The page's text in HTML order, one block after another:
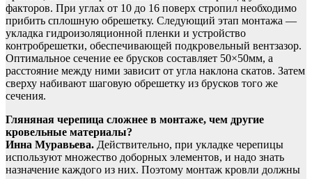
факторов. При углах от 10 до 16 поверх стропил необходимо
прибить сплошную обрешетку. Следующий этап монтажа —
укладка гидроизоляционной пленки и устройство
контробрешетки, обеспечивающей подкровельный вентзазор.
Оптимальное сечение ее брусков составляет 50×50мм, а
расстояние между ними зависит от угла наклона скатов. Затем
сверху набивают шаговую обрешетку из брусков того же
сечения.
Гляняная черепица сложнее в монтаже, чем другие
кровельные материалы?
Инна Муравьева. Действительно, при укладке черепицы
используют множество доборных элементов, и надо знать
назначение каждого из них. Поэтому монтаж кровли должны